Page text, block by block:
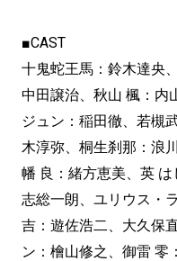
■CAST
十鬼蛇王馬：鈴木達央
中田譲治、秋山 楓：内
ジュン：稲田徹、若槻
木淳弥、桐生刹那：浪
幡 良：緒方恵美、英
志総一朗、ユリウス・
吉：遊佐浩二、大久保
ン：檜山修之、御雷 零